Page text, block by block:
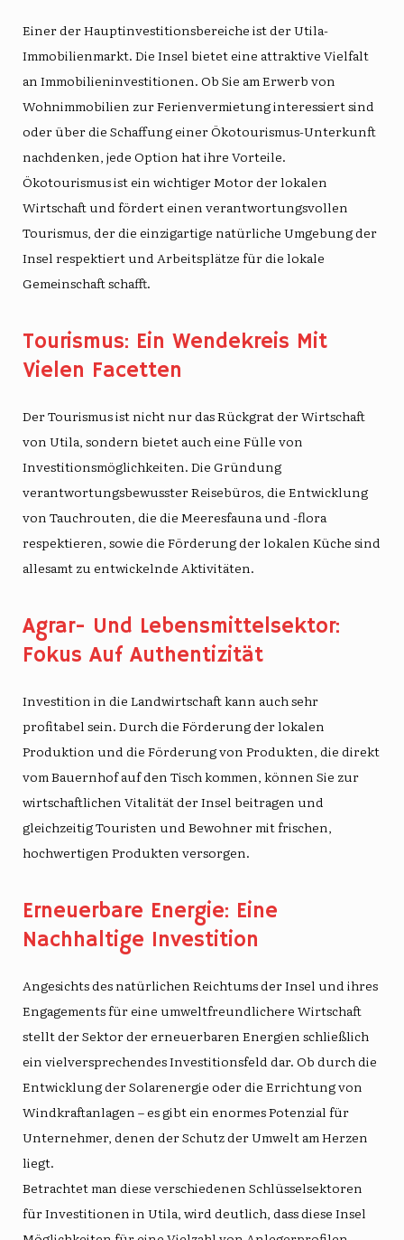
Einer der Hauptinvestitionsbereiche ist der Utila-
Immobilienmarkt. Die Insel bietet eine attraktive Vielfalt
an Immobilieninvestitionen. Ob Sie am Erwerb von
Wohnimmobilien zur Ferienvermietung interessiert sind
oder über die Schaffung einer Ökotourismus-Unterkunft
nachdenken, jede Option hat ihre Vorteile.
Ökotourismusist ein wichtiger Motor der lokalen
Wirtschaft und fördert einen verantwortungsvollen
Tourismus, der die einzigartige natürliche Umgebung der
Insel respektiert und Arbeitsplätze für die lokale
Gemeinschaft schafft.
Tourismus: Ein Wendekreis Mit
Vielen Facetten
Der Tourismus ist nicht nur das Rückgrat der Wirtschaft
von Utila, sondern bietet auch eine Fülle von
Investitionsmöglichkeiten. Die Gründung
verantwortungsbewusster Reisebüros, die Entwicklung
von Tauchrouten, die die Meeresfauna und -flora
respektieren, sowie die Förderung der lokalen Küche sind
allesamt zu entwickelnde Aktivitäten.
Agrar- Und Lebensmittelsektor:
Fokus Auf Authentizität
Investition in die Landwirtschaftkann auch sehr
profitabel sein. Durch die Förderung der lokalen
Produktion und die Förderung von Produkten, die direkt
vom Bauernhof auf den Tisch kommen, können Sie zur
wirtschaftlichen Vitalität der Insel beitragen und
gleichzeitig Touristen und Bewohner mit frischen,
hochwertigen Produkten versorgen.
Erneuerbare Energie: Eine
Nachhaltige Investition
Angesichts des natürlichen Reichtums der Insel und ihres
Engagements für eine umweltfreundlichere Wirtschaft
stellt der Sektor der erneuerbaren Energien schließlich
ein vielversprechendes Investitionsfeld dar. Ob durch die
Entwicklung der Solarenergie oder die Errichtung von
Windkraftanlagen – es gibt ein enormes Potenzial für
Unternehmer, denen der Schutz der Umwelt am Herzen
liegt.
Betrachtet man diese verschiedenen Schlüsselsektoren
für Investitionen in Utila, wird deutlich, dass diese Insel